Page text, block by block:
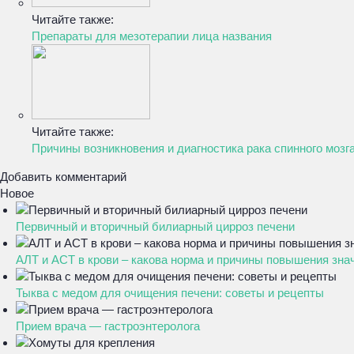
Читайте также:
Препараты для мезотерапии лица названия
Читайте также:
Причины возникновения и диагностика рака спинного
Добавить комментарий
Новое
Первичный и вторичный билиарный цирроз печени
АЛТ и АСТ в крови – какова норма и причины повышения
Тыква с медом для очищения печени: советы и рецепты
Прием врача — гастроэнтеролога